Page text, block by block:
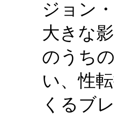
ジョン
大きな
のうち
い、性
くるブ